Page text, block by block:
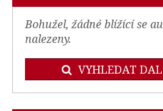
Bohužel, žádné blížící se
nalezeny.
VYHLEDAT